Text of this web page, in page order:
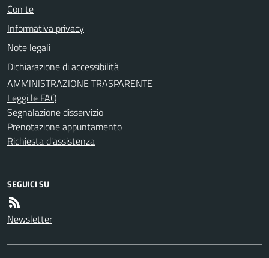
Con te
Informativa privacy
Note legali
Dichiarazione di accessibilità
AMMINISTRAZIONE TRASPARENTE
Leggi le FAQ
Segnalazione disservizio
Prenotazione appuntamento
Richiesta d'assistenza
SEGUICI SU
Newsletter